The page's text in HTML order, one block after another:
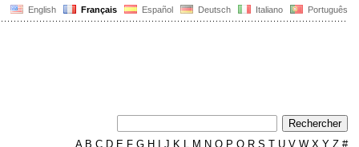
English Français Español Deutsch Italiano Português
AB C D E F G H J K L M N O P Q R S T U V W X Y Z #